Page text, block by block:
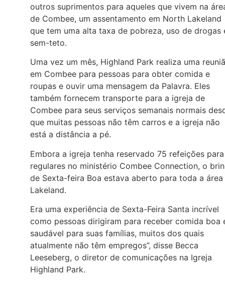
outros suprimentos para aqueles que vivem na
de Combee, um assentamento em North Lakeland
que tem uma alta taxa de pobreza, uso de drogas
sem-teto.
Uma vez um mês, Highland Park realiza uma
em Combee para pessoas para obter comida e
roupas e ouvir uma mensagem da Palavra. Eles
também fornecem transporte para a igreja de
Combee para seus serviços semanais normais
que muitas pessoas não têm carros e a igreja não
está a distância a pé.
Embora a igreja tenha reservado 75 refeições para
regulares no ministério Combee Connection, o
de Sexta-feira Boa estava aberto para toda a área
Lakeland.
Era uma experiência de Sexta-Feira Santa incrível
como pessoas dirigiram para receber comida boa
saudável para suas famílias, muitos dos quais
atualmente não têm empregos”, disse Becca
Leeseberg, o diretor de comunicações na Igreja
Highland Park.